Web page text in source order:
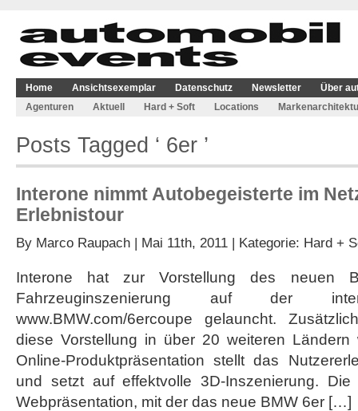
Home Ansichtsexemplar Datenschutz Newsletter
Über
Agenturen
Aktuell Hard + Soft Locations
Posts Tagged ‘ 6er ’
Interone nimmt Autobegeisterte im
Erlebnistour
By Marco Raupach | Mai 11th, 2011 | Kategorie: Hard +
Interone hat zur Vorstellung des neuen
Fahrzeuginszenierung auf der
www.BMW.com/6ercoupe gelauncht.
diese Vorstellung in über 20 weiteren
Online-Produktpräsentation stellt das
und setzt auf effektvolle 3D-Inszenierung.
Webpräsentation, mit der das neue BMW 6er […]